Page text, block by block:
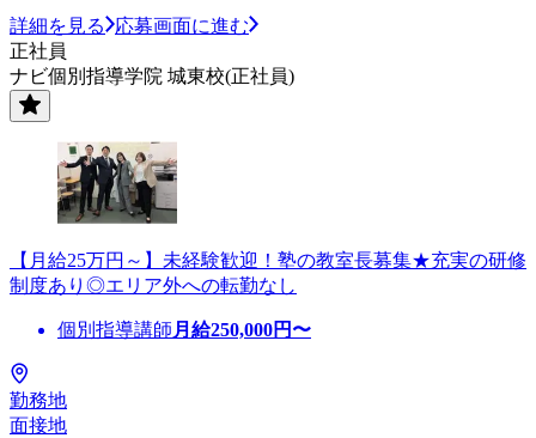
詳細を見る
応募画面に進む
正社員
ナビ個別指導学院 城東校(正社員)
【月給25万円～】未経験歓迎！塾の教室長募集★充実の研修
制度あり◎エリア外への転勤なし
個別指導講師 月給250,000円〜
勤務地
面接地